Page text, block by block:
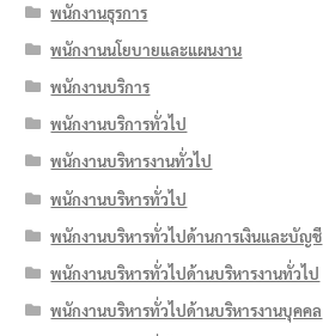
พนักงานธุรการ
พนักงานนโยบายและแผนงาน
พนักงานบริการ
พนักงานบริการทั่วไป
พนักงานบริหารงานทั่วไป
พนักงานบริหารทั่วไป
พนักงานบริหารทั่วไปด้านการเงินและบัญชี
พนักงานบริหารทั่วไปด้านบริหารงานทั่วไป
พนักงานบริหารทั่วไปด้านบริหารงานบุคคล